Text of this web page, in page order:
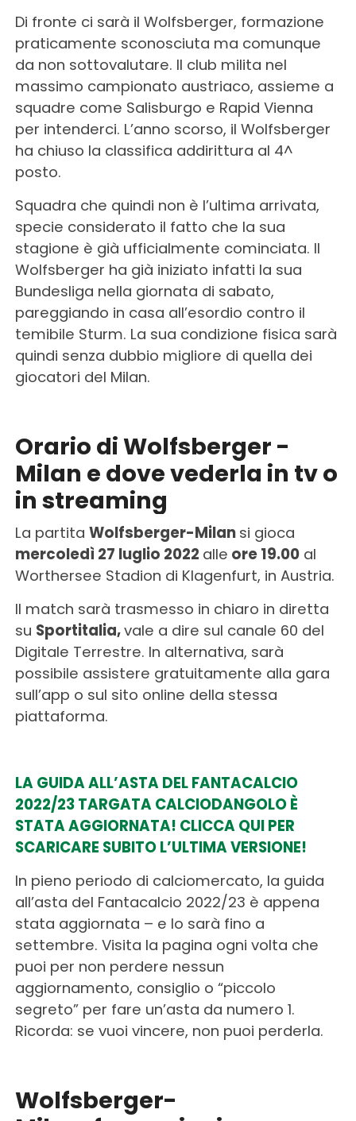
Di fronte ci sarà il Wolfsberger, formazione
praticamente sconosciuta ma comunque
da non sottovalutare. Il club milita nel
massimo campionato austriaco, assieme a
squadre come Salisburgo e Rapid Vienna
per intenderci. L’anno scorso, il Wolfsberger
ha chiuso la classifica addirittura al 4^
posto.
Squadra che quindi non è l’ultima arrivata,
specie considerato il fatto che la sua
stagione è già ufficialmente cominciata. Il
Wolfsberger ha già iniziato infatti la sua
Bundesliga nella giornata di sabato,
pareggiando in casa all’esordio contro il
temibile Sturm. La sua condizione fisica sarà
quindi senza dubbio migliore di quella dei
giocatori del Milan.
Orario diWolfsberger -
Milan e dove vederla in tv o
in streaming
La partita Wolfsberger-Milan si gioca
mercoledì 27 luglio 2022 alle ore 19.00al
Worthersee Stadion di Klagenfurt, in Austria.
Il match sarà trasmesso in chiaro in diretta
su Sportitalia,vale a dire sul canale 60 del
Digitale Terrestre. In alternativa, sarà
possibile assistere gratuitamente alla gara
sull’app o sul sito online della stessa
piattaforma.
LA GUIDA ALL’ASTA DEL FANTACALCIO
2022/23 TARGATA CALCIODANGOLO È
STATA AGGIORNATA! CLICCA QUI PER
SCARICARE SUBITO L’ULTIMA VERSIONE!
In pieno periodo di calciomercato, la guida
all’asta del Fantacalcio 2022/23 è appena
stata aggiornata – e lo sarà fino a
settembre. Visita la pagina ogni volta che
puoi per non perdere nessun
aggiornamento, consiglio o “piccolo
segreto” per fare un’asta da numero 1.
Ricorda: se vuoi vincere, non puoi perderla.
Wolfsberger-